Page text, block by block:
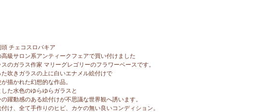
頭 チェコスロバキア
高級サロン系アンティークフェアで買い付けました
のガラス作家 マリーグレゴリーのフラワーベースです。
吹きガラスの上に白いエナメル絵付けで
描かれた幻想的な作品。
た水色のゆらゆらガラスと
躍動感のある絵付けが不思議な世界観へ誘います。
け、全て手作りのヒビ、カケの無い良いコンディション。